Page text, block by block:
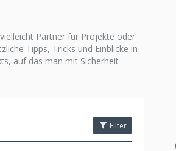
Partner für Projekte oder
Tipps, Tricks und Einblicke in
auf das man mit Sicherheit
Filter